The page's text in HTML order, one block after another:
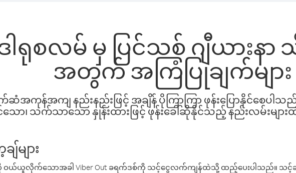
ရုစလမ် မှ ပြင်သစ် ဂျီယားနာ သို့
အတွက် အကြံပြုချက်များ
ဆံအကုန်အကျ နည်းနည်းဖြင့် အချိန် ပိုကြာကြာ ဖုန်းပြောနိုင်စေ
သော၊ သက်သာသော နှုန်းထားဖြင့် ဖုန်းခေါ်ဆိုနိုင်သည့် နည်းလမ်းမျာ
များ
ယ်ယူလိုက်သောအခါ Viber Out ခရက်ဒစ်ကို သင့်ငွေလက်ကျန်ထဲသို့ ထည့်ပေးပါသည်။ သင့်